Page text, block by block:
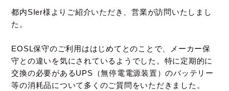
都内SIer様よりご紹介いただき、営業が訪問いたしまし
た。
EOSL保守のご利用ははじめてとのことで、メーカー保
守との違いを気にされているようでした。特に 定期的に
交換の必要があるUPS（無停電電源装置）のバッテリー
等の消耗品について多くのご質問をいただきました。